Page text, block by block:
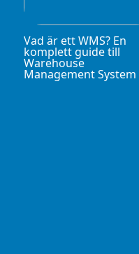
Vad är ett WMS? En
komplett guide till
Warehouse
Management System